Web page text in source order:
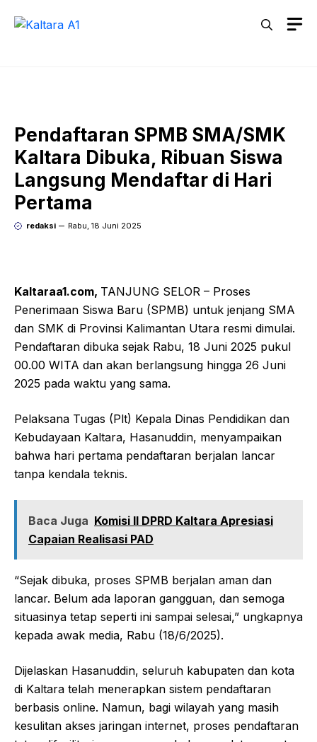
Pendaftaran SPMB SMA/SMK
Kaltara Dibuka, Ribuan Siswa
Langsung Mendaftar di Hari
Pertama
redaksi Rabu, 18 Juni 2025
Kaltaraa1.com, TANJUNG SELOR – Proses
Penerimaan Siswa Baru (SPMB) untuk jenjang SMA
dan SMK di Provinsi Kalimantan Utara resmi dimulai.
Pendaftaran dibuka sejak Rabu, 18 Juni 2025 pukul
00.00 WITA dan akan berlangsung hingga 26 Juni
2025 pada waktu yang sama.
Pelaksana Tugas (Plt) Kepala Dinas Pendidikan dan
Kebudayaan Kaltara, Hasanuddin, menyampaikan
bahwa hari pertama pendaftaran berjalan lancar
tanpa kendala teknis.
Baca Juga Komisi II DPRD Kaltara Apresiasi
Capaian Realisasi PAD
“Sejak dibuka, proses SPMB berjalan aman dan
lancar. Belum ada laporan gangguan, dan semoga
situasinya tetap seperti ini sampai selesai,” ungkapnya
kepada awak media, Rabu (18/6/2025).
Dijelaskan Hasanuddin, seluruh kabupaten dan kota
di Kaltara telah menerapkan sistem pendaftaran
berbasis online. Namun, bagi wilayah yang masih
kesulitan akses jaringan internet, proses pendaftaran